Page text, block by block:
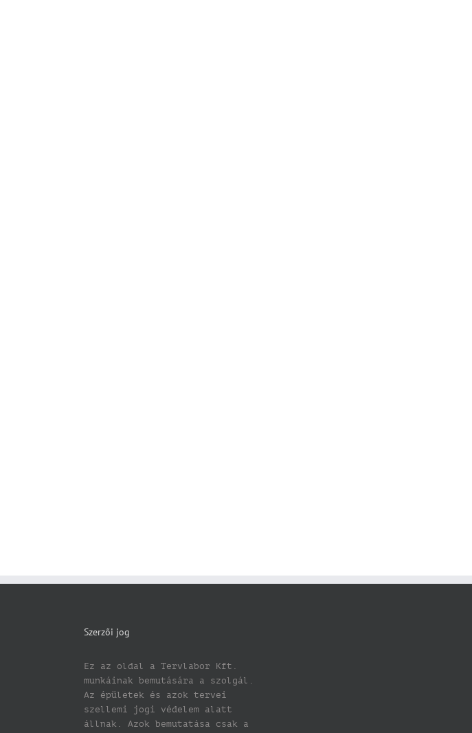
Szerzői jog
Ez az oldal a Tervlabor Kft.
munkáinak bemutására a szolgál.
Az épületek és azok tervei
szellemi jogi védelem alatt
állnak. Azok bemutatása csak a